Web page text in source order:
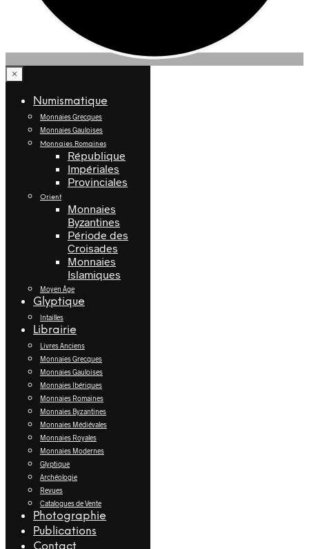
×
Numismatique
Monnaies Grecques
Monnaies Gauloises
Monnaies Romaines
République
Impériales
Provinciales
Orient
Monnaies
Byzantines
Période des
Croisades
Monnaies
Islamiques
Moyen Âge
Glyptique
Intailles
Librairie
Livres Anciens
Monnaies Grecques
Monnaies Gauloises
Monnaies Ibériques
Monnaies Romaines
Monnaies Byzantines
Monnaies Médiévales
Monnaies Royales
Monnaies Modernes
Glyptique
Archéologie
Revues
Catalogues de Vente
Photographie
Publications